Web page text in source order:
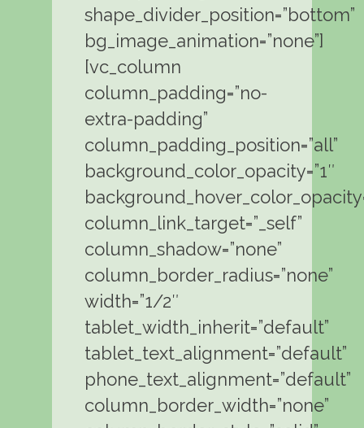
shape_divider_position=”bottom”
bg_image_animation=”none”]
[vc_column
column_padding=”no-
extra-padding”
column_padding_position=”all”
background_color_opacity=”1″
column_link_target=”_self”
column_shadow=”none”
column_border_radius=”none”
width=”1/2″
tablet_width_inherit=”default”
tablet_text_alignment=”default”
phone_text_alignment=”default”
column_border_width=”none”